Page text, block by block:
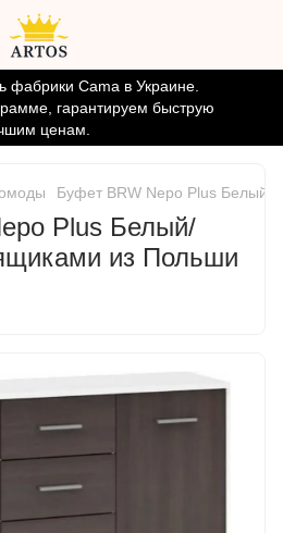
фабрики Cama в Украине.
гарантируем быструю
ценам.
Буфет BRW Nepo Plus Белый/
Plus Белый/
из Польши